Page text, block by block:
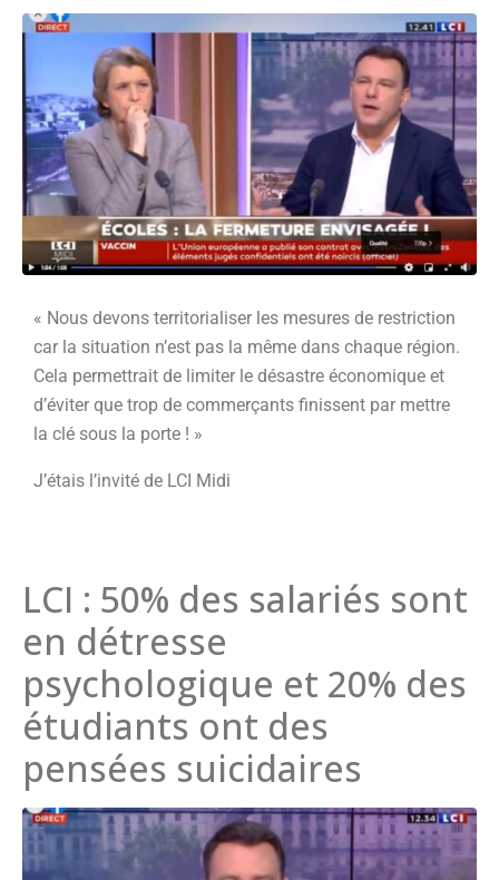
« Nous devons territorialiser les mesures de restriction
car la situation n’est pas la même dans chaque région.
Cela permettrait de limiter le désastre économique et
d’éviter que trop de commerçants finissent par mettre
la clé sous la porte ! »
J’étais l’invité de LCI Midi
LCI : 50% des salariés sont
en détresse
psychologique et 20% des
étudiants ont des
pensées suicidaires